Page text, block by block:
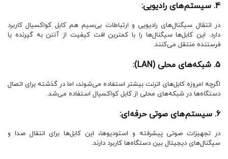
4. سیستم‌های رادیویی:
در انتقال سیگنال‌های رادیویی و ارتباطات بی‌سیم هم کابل کواکسیال کاربرد
دارد. این کابل‌ها سیگنال‌ها را با کمترین افت کیفیت از آنتن به گیرنده یا
فرستنده منتقل می‌کنند.
5. شبکه‌های محلی (LAN):
اگرچه امروزه کابل‌های اترنت بیشتر استفاده می‌شوند، اما در گذشته برای اتصال
دستگاه‌ها در شبکه‌های محلی از کابل کواکسیال استفاده می‌شد.
6. سیستم‌های صوتی حرفه‌ای:
در تجهیزات صوتی پیشرفته و استودیوها، این کابل‌ها برای انتقال صدا و
سیگنال‌های دیجیتال بین دستگاه‌ها کاربرد دارند.